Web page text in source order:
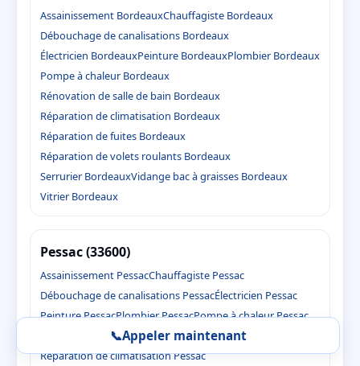
Assainissement BordeauxChauffagiste Bordeaux
Débouchage de canalisations Bordeaux
Électricien BordeauxPeinture BordeauxPlombier Bordeaux
Pompe à chaleur Bordeaux
Rénovation de salle de bain Bordeaux
Réparation de climatisation Bordeaux
Réparation de fuites Bordeaux
Réparation de volets roulants Bordeaux
Serrurier BordeauxVidange bac à graisses Bordeaux
Vitrier Bordeaux
Pessac (33600)
Assainissement PessacChauffagiste Pessac
Débouchage de canalisations PessacÉlectricien Pessac
Peinture PessacPlombier PessacPompe à chaleur Pessac
Rénovation de salle de bain Pessac
Réparation de climatisation Pessac
📞Appeler maintenant